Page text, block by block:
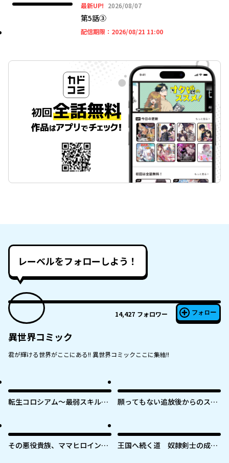
最新UP! 2026/08/07
2026年08月07日
第5話③
配信期限： 2026/08/21 11:002026年08月21日 11時
レーベルをフォローしよう！
14,427 フォロワー フォロー
異世界コミック
君が輝ける世界がここにある!! 異世界コミックここに集結!!
転生コロシアム～最弱スキルで
願ってもない追放後からのスロ
なったらなぜかめちゃくちゃ懐
かれた〜
その悪役貴族、ママヒロインが
王国へ続く道 奴隷剣士の成り